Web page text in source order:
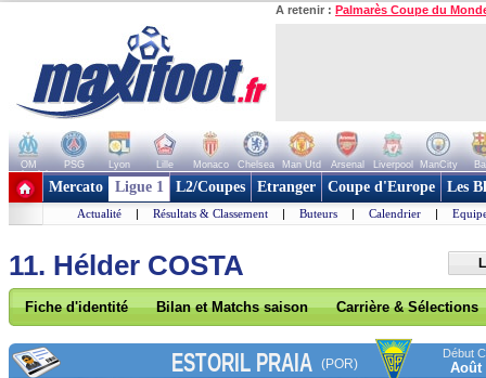
A retenir : Palmarès Coupe du
OM PSG Lyon Lille Monaco Chelsea Man Utd Arsenal Liverpool ManCity
+ de clubs
Mercato Ligue 1 L2/Coupes Etranger Coupe d'Europe Les
Actualité | Résultats & Classement | Buteurs | Calendrier |
11. Hélder COSTA
Fiche d'identité Bilan et Matchs saison Carrière & Sélections
ESTORIL PRAIA (POR)
Début
Août